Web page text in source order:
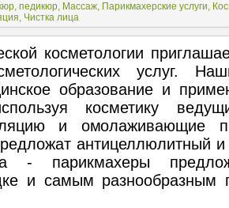
педикюр, Массаж, Парикмахерские услуги,
, Чистка лица
косметологии
услуг.
образование и
косметику
и омолаживающие
антицеллюлитный и
- парикмахеры
и самым